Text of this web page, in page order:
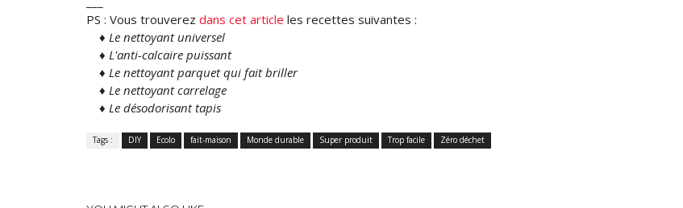
PS : Vous trouverez dans cet article les recettes suivantes :
♦ Le nettoyant universel
♦ L'anti-calcaire puissant
♦ Le nettoyant parquet qui fait briller
♦ Le nettoyant carrelage
♦ Le désodorisant tapis
Tags : DIY Ecolo fait-maison Monde durable Super produit Trop facile Zéro déchet